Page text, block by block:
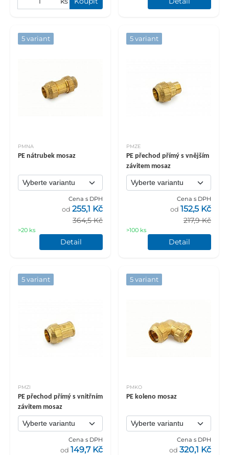
5 variant
PMNA
PE nátrubek mosaz
Cena s DPH
364,5 Kč
od 255,1 Kč
>20 ks
Detail
5 variant
PMZE
PE přechod přímý s vnějším
závitem mosaz
Cena s DPH
217,9 Kč
od 152,5 Kč
>100 ks
Detail
5 variant
PMZI
PE přechod přímý s vnitřním
závitem mosaz
Cena s DPH
od 149,7 Kč
5 variant
PMKO
PE koleno mosaz
Cena s DPH
od 320,1 Kč